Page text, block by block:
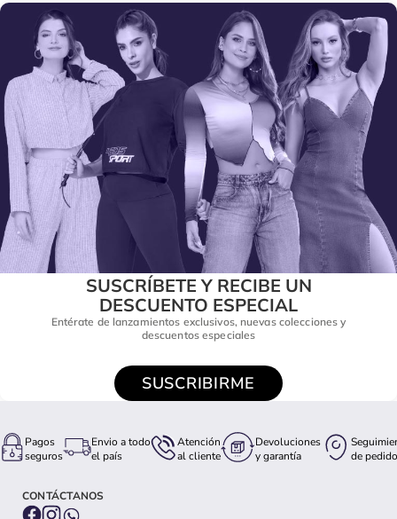
SUSCRÍBETE Y RECIBE UN
DESCUENTO ESPECIAL
Entérate de lanzamientos exclusivos, nuevas colecciones y
descuentos especiales
SUSCRIBIRME
Pagos
seguros
Envio a todo
el país
Atención
al cliente
Devoluciones
y garantía
de pedido
CONTÁCTANOS